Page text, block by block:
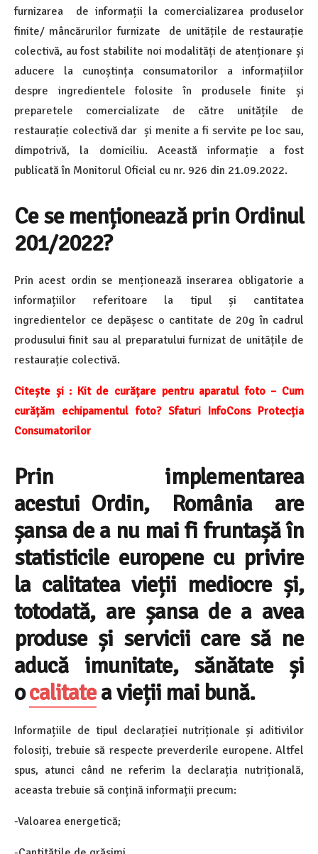
furnizarea de informații la comercializarea produselor
finite/ mâncărurilor furnizate de unitățile de restaurație
colectivă, au fost stabilite noi modalități de atenționare și
aducere la cunoștința consumatorilor a informațiilor
despre ingredientele folosite în produsele finite și
preparetele comercializate de către unitățile de
restaurație colectivă dar și menite a fi servite pe loc sau,
dimpotrivă, la domiciliu. Această informație a fost
publicată în Monitorul Oficial cu nr. 926 din 21.09.2022.
Ce se menționează prin Ordinul
201/2022?
Prin acest ordin se menționează inserarea obligatorie a
informațiilor referitoare la tipul și cantitatea
ingredientelor ce depășesc o cantitate de 20g în cadrul
produsului finit sau al preparatului furnizat de unitățile de
restaurație colectivă.
Citește și : Kit de curățare pentru aparatul foto – Cum
curățăm echipamentul foto? Sfaturi InfoCons Protecția
Consumatorilor
Prin implementarea
acestui Ordin, România are
șansa de a nu mai fi fruntașă în
statisticile europene cu privire
la calitatea vieții mediocre și,
totodată, are șansa de a avea
produse și servicii care să ne
aducă imunitate, sănătate și
ocalitatea vieții mai bună.
Informațiile de tipul declarației nutriționale și aditivilor
folosiți, trebuie să respecte preverderile europene. Altfel
spus, atunci când ne referim la declarația nutrițională,
aceasta trebuie să conțină informații precum:
-Valoarea energetică;